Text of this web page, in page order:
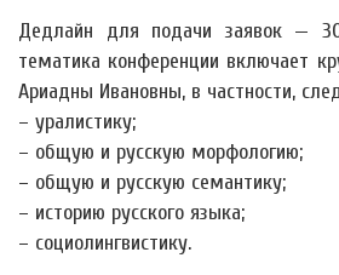
Дедлайн для подачи заявок —
тематика конференции включает
Ариадны Ивановны, в частности,
– уралистику;
– общую и русскую морфологию;
– общую и русскую семантику;
– историю русского языка;
– социолингвистику.